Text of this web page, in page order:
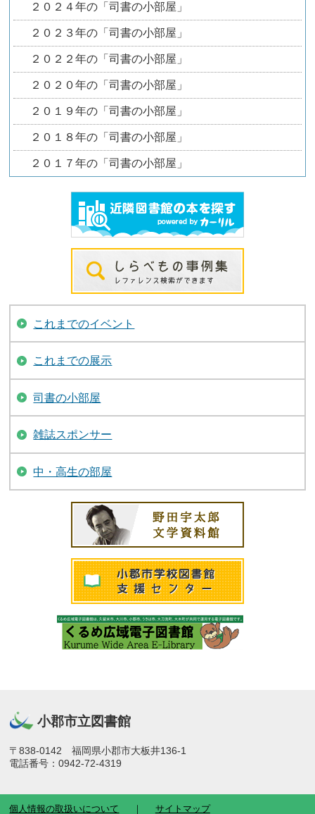
２０２４年の「司書の小部屋」
２０２３年の「司書の小部屋」
２０２２年の「司書の小部屋」
２０２０年の「司書の小部屋」
２０１９年の「司書の小部屋」
２０１８年の「司書の小部屋」
２０１７年の「司書の小部屋」
これまでのイベント
これまでの展示
司書の小部屋
雑誌スポンサー
中・高生の部屋
小郡市立図書館
〒838-0142 福岡県小郡市大板井136-1
電話番号：0942-72-4319
個人情報の取扱いについて サイトマップ